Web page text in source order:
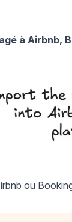
à Airbnb,
ou